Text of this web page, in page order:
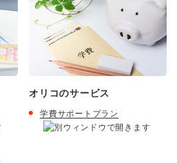
オリコのサービス
学費サポートプラン